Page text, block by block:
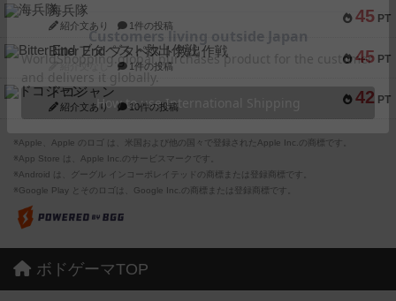
45 PT
海兵隊
紹介文あり 1件の投稿
45 PT
Bitter End ブタペスト救出作戦
紹介文なし 1件の投稿
42 PT
ドコジャン
紹介文あり 10件の投稿
※Apple、Apple のロゴ は、米国および他の国々で登録されたApple Inc.の商標です。
※App Store は、Apple Inc.のサービスマークです。
※Android は、グーグル インコーポレイテッドの商標または登録商標です。
※Google Play とそのロゴは、Google Inc.の商標または登録商標です。
ボドゲーマTOP